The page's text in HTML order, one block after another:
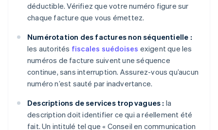
déductible. Vérifiez que votre numéro figure sur
chaque facture que vous émettez.
Numérotation des factures non séquentielle :
les autorités fiscales suédoises exigent que les
numéros de facture suivent une séquence
continue, sans interruption. Assurez-vous qu’aucun
numéro n’est sauté par inadvertance.
Descriptions de services trop vagues : la
description doit identifier ce qui a réellement été
fait. Un intitulé tel que « Conseil en communication